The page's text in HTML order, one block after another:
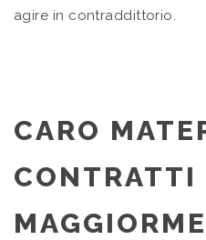
agire in contraddittorio.
CARO
CONTRATTI